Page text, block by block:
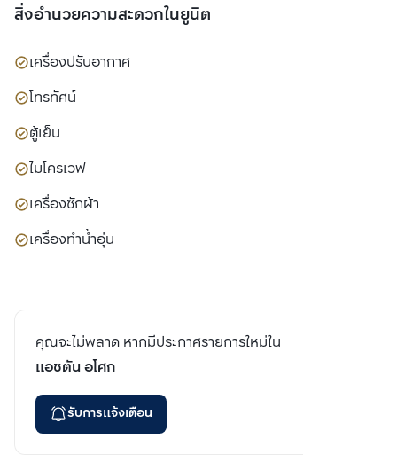
สิ่งอำนวยความสะดวกในยูนิต
เครื่องปรับอากาศ
โทรทัศน์
ตู้เย็น
ไมโครเวฟ
เครื่องซักผ้า
เครื่องทำน้ำอุ่น
คุณจะไม่พลาด หากมีประกาศรายการใหม่ใน
แอชตัน อโศก
รับการแจ้งเตือน